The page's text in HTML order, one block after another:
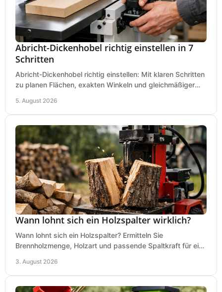
Abricht-Dickenhobel richtig einstellen in 7
Schritten
Abricht-Dickenhobel richtig einstellen: Mit klaren Schritten
zu planen Flächen, exakten Winkeln und gleichmäßiger
5. August 2026
Wann lohnt sich ein Holzspalter wirklich?
Wann lohnt sich ein Holzspalter? Ermitteln Sie
Brennholzmenge, Holzart und passende Spaltkraft für eine
3. August 2026